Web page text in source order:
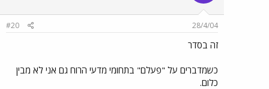
28/4/04
#20
זה בסדר
כשמדברים על "פעלם" בתחומי מדעי הרוח גם אני לא מבין
כלום.